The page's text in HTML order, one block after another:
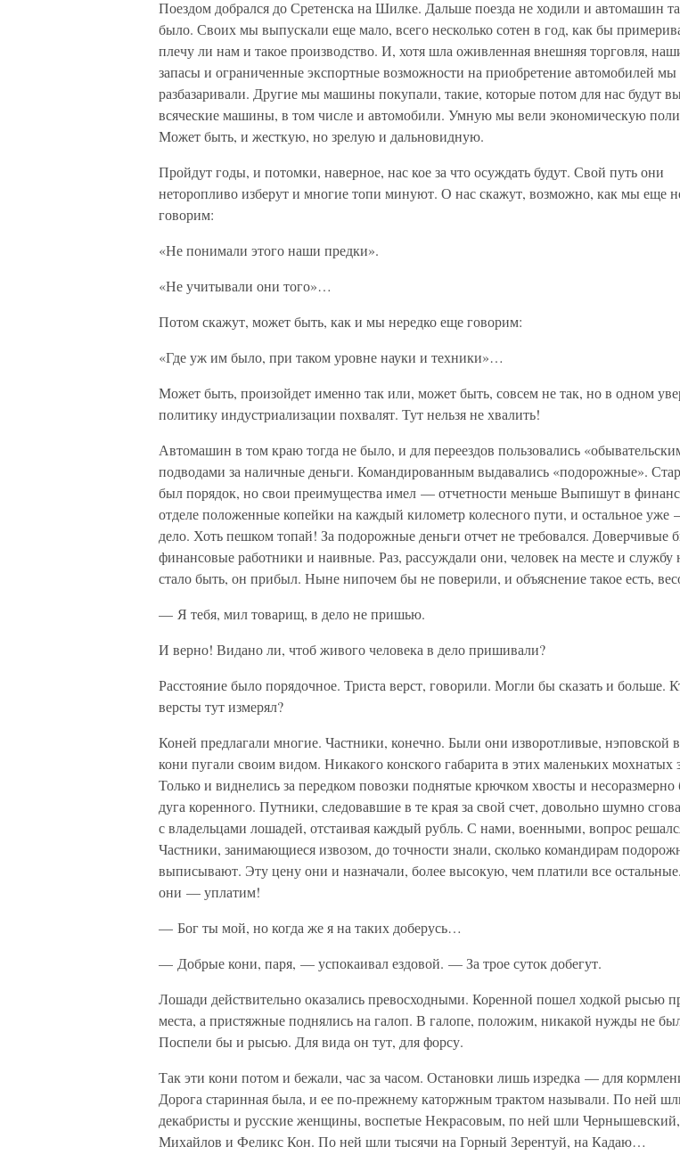
Поездом добрался до Сретенска на Шилке. Дальше поезда не ходили и автомашин
было. Своих мы выпускали еще мало, всего несколько сотен в год, как бы
плечу ли нам и такое производство. И, хотя шла оживленная внешняя торговля,
запасы и ограниченные экспортные возможности на приобретение автомобилей мы
разбазаривали. Другие мы машины покупали, такие, которые потом для нас будут
всяческие машины, в том числе и автомобили. Умную мы вели экономическую
Может быть, и жесткую, но зрелую и дальновидную.
Пройдут годы, и потомки, наверное, нас кое за что осуждать будут. Свой путь они
неторопливо изберут и многие топи минуют. О нас скажут, возможно, как мы еще
говорим:
«Не понимали этого наши предки».
«Не учитывали они того»…
Потом скажут, может быть, как и мы нередко еще говорим:
«Где уж им было, при таком уровне науки и техники»…
Может быть, произойдет именно так или, может быть, совсем не так, но в одном
политику индустриализации похвалят. Тут нельзя не хвалить!
Автомашин в том краю тогда не было, и для переездов пользовались
подводами за наличные деньги. Командированным выдавались «подорожные».
был порядок, но свои преимущества имел — отчетности меньше Выпишут в
отделе положенные копейки на каждый километр колесного пути, и остальное уже
дело. Хоть пешком топай! За подорожные деньги отчет не требовался. Доверчивые
финансовые работники и наивные. Раз, рассуждали они, человек на месте и службу
стало быть, он прибыл. Ныне нипочем бы не поверили, и объяснение такое есть,
— Я тебя, мил товарищ, в дело не пришью.
И верно! Видано ли, чтоб живого человека в дело пришивали?
Расстояние было порядочное. Триста верст, говорили. Могли бы сказать и больше.
версты тут измерял?
Коней предлагали многие. Частники, конечно. Были они изворотливые, нэповской
кони пугали своим видом. Никакого конского габарита в этих маленьких мохнатых
Только и виднелись за передком повозки поднятые крючком хвосты и несоразмерно
дуга коренного. Путники, следовавшие в те края за свой счет, довольно шумно
с владельцами лошадей, отстаивая каждый рубль. С нами, военными, вопрос
Частники, занимающиеся извозом, до точности знали, сколько командирам
выписывают. Эту цену они и назначали, более высокую, чем платили все
они — уплатим!
— Бог ты мой, но когда же я на таких доберусь…
— Добрые кони, паря, — успокаивал ездовой. — За трое суток добегут.
Лошади действительно оказались превосходными. Коренной пошел ходкой рысью
места, а пристяжные поднялись на галоп. В галопе, положим, никакой нужды не
Поспели бы и рысью. Для вида он тут, для форсу.
Так эти кони потом и бежали, час за часом. Остановки лишь изредка — для
Дорога старинная была, и ее по-прежнему каторжным трактом называли. По ней
декабристы и русские женщины, воспетые Некрасовым, по ней шли Чернышевский,
Михайлов и Феликс Кон. По ней шли тысячи на Горный Зерентуй, на Кадаю…